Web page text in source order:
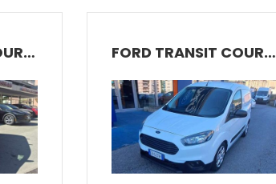
FORD TRANSIT COURIER FORD TRANSIT COURIER